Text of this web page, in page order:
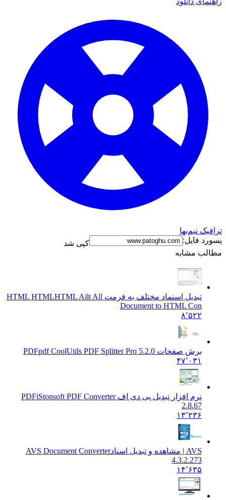
ترافیک نیم‌بها
پسورد فایل:
کپی شد
مطالب مشابه
تبدیل اسنماد مختلف به فرمت HTML HTML HTML Ailt All
Document to HTML Con
۸٬۵۲۲
برش صفحات PDF pdf CoolUtils PDF Splitter Pro 5.2.0
۴۷٬۰۳۱
نرم افزار تبدیل پی دی اف PDFiStonsoft PDF Converter
2.8.67
۱۳٬۲۳۶
AVS | مشاهده و تبدیل اسناد
AVS Document Converter
4.3.2.273
۱۴٬۶۳۵